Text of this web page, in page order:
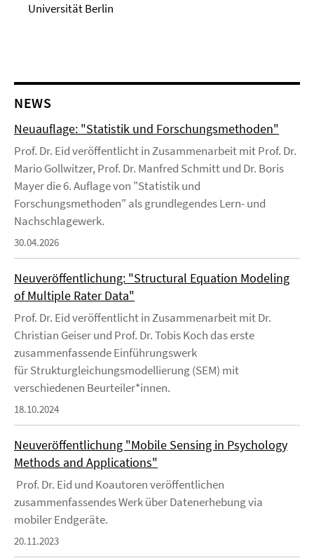
Universität Berlin
NEWS
Neuauflage: "Statistik und Forschungsmethoden"
Prof. Dr. Eid veröffentlicht in Zusammenarbeit mit Prof. Dr.
Mario Gollwitzer, Prof. Dr. Manfred Schmitt und Dr. Boris
Mayer die 6. Auflage von "Statistik und
Forschungsmethoden" als grundlegendes Lern- und
Nachschlagewerk.
30.04.2026
Neuveröffentlichung: "Structural Equation Modeling
of Multiple Rater Data"
Prof. Dr. Eid veröffentlicht in Zusammenarbeit mit Dr.
Christian Geiser und Prof. Dr. Tobis Koch das erste
zusammenfassende Einführungswerk
für Strukturgleichungsmodellierung (SEM) mit
verschiedenen Beurteiler*innen.
18.10.2024
Neuveröffentlichung "Mobile Sensing in Psychology
Methods and Applications"
Prof. Dr. Eid und Koautoren veröffentlichen
zusammenfassendes Werk über Datenerhebung via
mobiler Endgeräte.
20.11.2023